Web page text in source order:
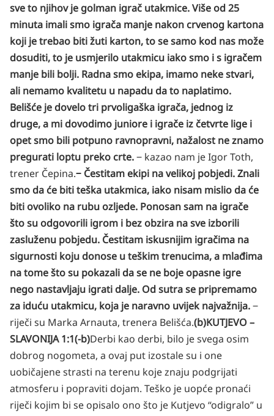
sve to njihov je golman igrač utakmice. Više od 25
minuta imali smo igrača manje nakon crvenog kartona
koji je trebao biti žuti karton, to se samo kod nas može
dosuditi, to je usmjerilo utakmicu iako smo i s igračem
manje bili bolji. Radna smo ekipa, imamo neke stvari,
ali nemamo kvalitetu u napadu da to naplatimo.
Belišće je dovelo tri prvoligaška igrača, jednog iz
druge, a mi dovodimo juniore i igrače iz četvrte lige i
opet smo bili potpuno ravnopravni, nažalost ne znamo
pregurati loptu preko crte.‒ kazao nam je Igor Toth,
trener Čepina.‒ Čestitam ekipi na velikoj pobjedi. Znali
smo da će biti teška utakmica, iako nisam mislio da će
biti ovoliko na rubu ozljede. Ponosan sam na igrače
što su odgovorili igrom i bez obzira na sve izborili
zasluženu pobjedu. Čestitam iskusnijim igračima na
sigurnosti koju donose u teškim trenucima, a mlađima
na tome što su pokazali da se ne boje opasne igre
nego nastavljaju igrati dalje. Od sutra se pripremamo
za iduću utakmicu, koja je naravno uvijek najvažnija.‒
riječi su Marka Arnauta, trenera Belišća.(b)KUTJEVO –
SLAVONIJA 1:1(-b)Derbi kao derbi, bilo je svega osim
dobrog nogometa, a ovaj put izostale su i one
uobičajene strasti na terenu koje znaju podgrijati
atmosferu i popraviti dojam. Teško je uopće pronaći
riječi kojim bi se opisalo ono što je Kutjevo “odigralo” u